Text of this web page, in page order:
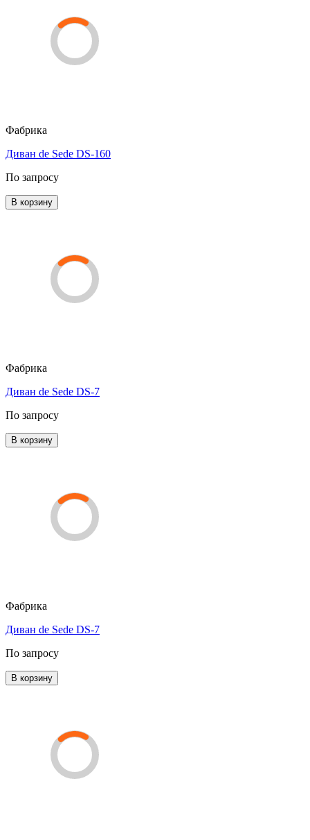
Фабрика
Диван de Sede DS-160
По запросу
В корзину
Фабрика
Диван de Sede DS-7
По запросу
В корзину
Фабрика
Диван de Sede DS-7
По запросу
В корзину